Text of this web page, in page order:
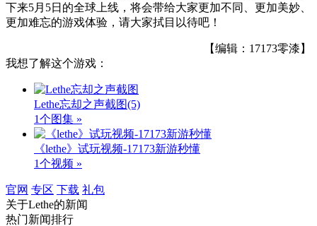
下来5月5日的全球上线，将会带给大家更加不同、更加美妙、
更加难忘的游戏体验，请大家拭目以待吧！
【编辑：17173零漆】
我想了解这个游戏：
Lethe忘却之声截图(5)
1个图集 »
《lethe》试玩视频-17173新游秒懂
1个视频 »
官网 专区 下载 礼包
关于Lethe的新闻
热门新闻排行